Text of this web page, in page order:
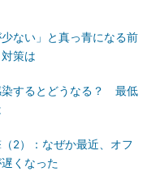
少ない」と真っ青になる前
策は
染するとどうなる？ 最低
2）：なぜか最近、オフ
くなった